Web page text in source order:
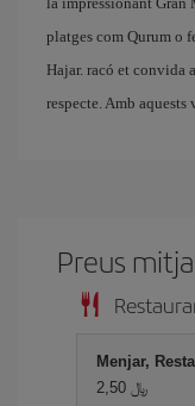
platges com Qurum o
Hajar. racó et convida
respecte. Amb aquests
Preus
Menjar,
2,50 ﷼